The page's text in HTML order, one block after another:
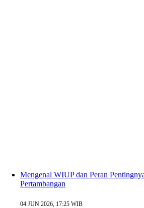
Mengenal WIUP dan Peran
Pertambangan
04 JUN 2026, 17:25 WIB